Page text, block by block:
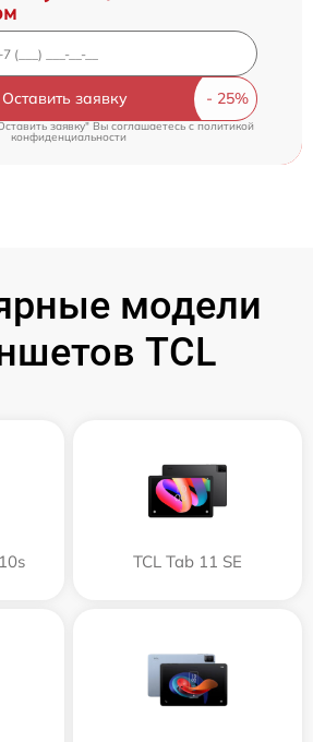
Оставить заявку
заявку" Вы соглашаетесь cполитикой
конфиденциальности
модели
TCL
TCL Tab 11 SE